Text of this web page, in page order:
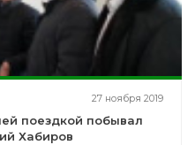
27 ноября 2019
поездкой побывал
Хабиров